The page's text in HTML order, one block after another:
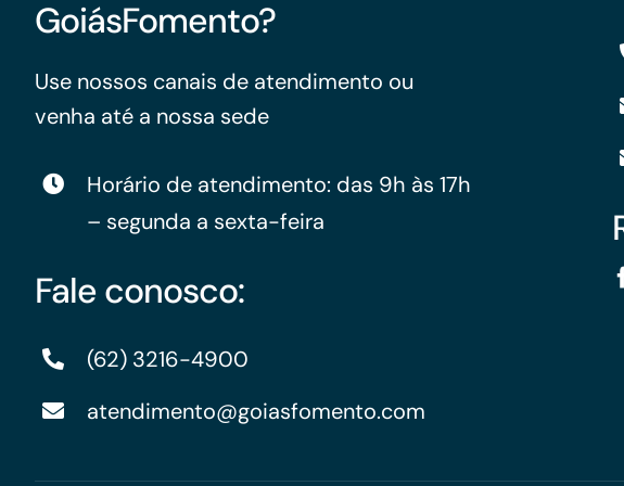
GoiásFomento?
Use nossos canais de atendimento ou
venha até a nossa sede
Horário de atendimento: das 9h às 17h
– segunda a sexta-feira
Fale conosco:
(62) 3216-4900
atendimento@goiasfomento.com